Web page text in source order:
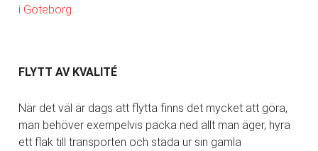
i Göteborg
FLYTT AV KVALITÉ
När det väl är dags att flytta finns det mycket att göra,
man behöver exempelvis packa ned allt man äger, hyra
ett flak till transporten och städa ur sin gamla